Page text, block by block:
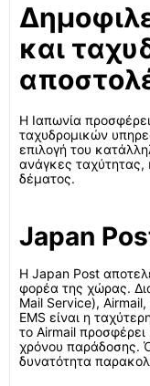
και
Η Ιαπωνία
ταχυδρομικών
επιλογή του
ανάγκες ταχύτητας,
δέματος.
Japan
Η Japan Post
φορέα της χώρας.
Mail Service),
EMS είναι η
το Airmail
χρόνου παράδοσης.
δυνατότητα